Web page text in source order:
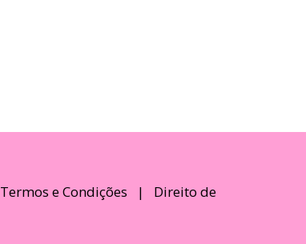
Termos e Condições | Direito de